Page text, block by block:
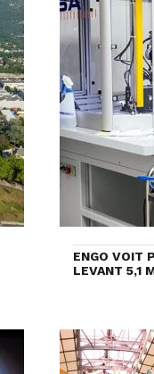
ENGO VOIT
LEVANT 5,1